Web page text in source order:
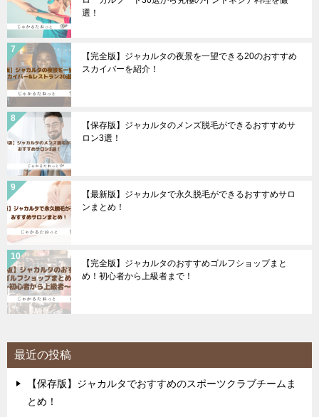
選！
【完全版】ジャカルタの夜景を一望できる20のおすすめ
スカイバーを紹介！
【保存版】ジャカルタのメンズ脱毛ができるおすすめサ
ロン3選！
【最新版】ジャカルタで永久脱毛ができるおすすめサロ
ンまとめ！
【完全版】ジャカルタのおすすめゴルフショップまと
め！初心者から上級者まで！
最近の投稿
【保存版】ジャカルタでおすすめのスポーツクラブチームま
とめ！